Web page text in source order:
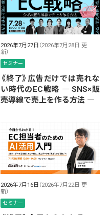
2026年7月27日 （2026年7月28日 更
新）
セミナー
《終了》広告だけでは売れな
い時代のEC戦略 ― SNS×販
売導線で売上を作る方法 ―
2026年7月16日 （2026年7月22日 更
新）
セミナー